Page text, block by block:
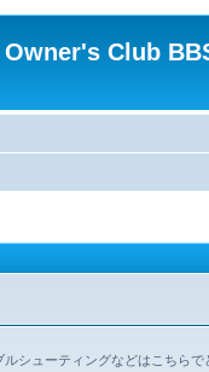
Owner's Club
シューティングなどはこちらで